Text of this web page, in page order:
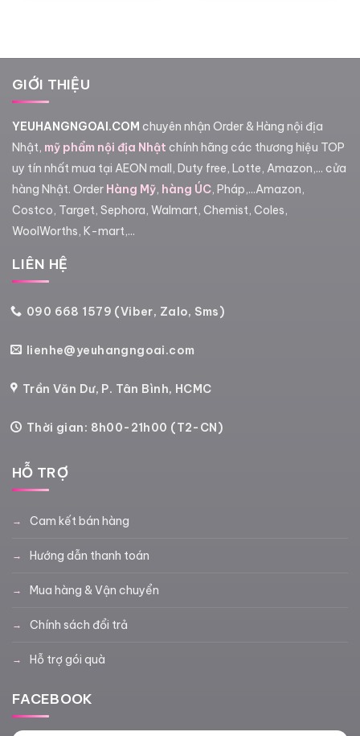
GIỚI THIỆU
YEUHANGNGOAI.COM chuyên nhận Order & Hàng nội địa
Nhật, mỹ phẩm nội địa Nhật chính hãng các thương hiệu TOP
uy tín nhất mua tại AEON mall, Duty free, Lotte, Amazon,... cửa
hàng Nhật. Order Hàng Mỹ, hàng ÚC, Pháp,...Amazon,
Costco, Target, Sephora, Walmart, Chemist, Coles,
WoolWorths, K-mart,...
LIÊN HỆ
090 668 1579 (Viber, Zalo, Sms)
lienhe@yeuhangngoai.com
Trần Văn Dư, P. Tân Bình, HCMC
Thời gian: 8h00-21h00 (T2-CN)
HỖ TRỢ
Cam kết bán hàng
Hướng dẫn thanh toán
Mua hàng & Vận chuyển
Chính sách đổi trả
Hỗ trợ gói quà
FACEBOOK